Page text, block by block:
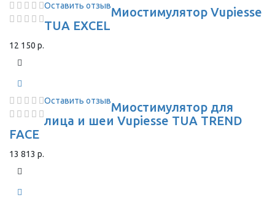
Оставить отзывМиостимулятор Vupiesse
TUA EXCEL
12 150 р.
Оставить отзывМиостимулятор для
лица и шеи Vupiesse TUA TREND
FACE
13 813 р.